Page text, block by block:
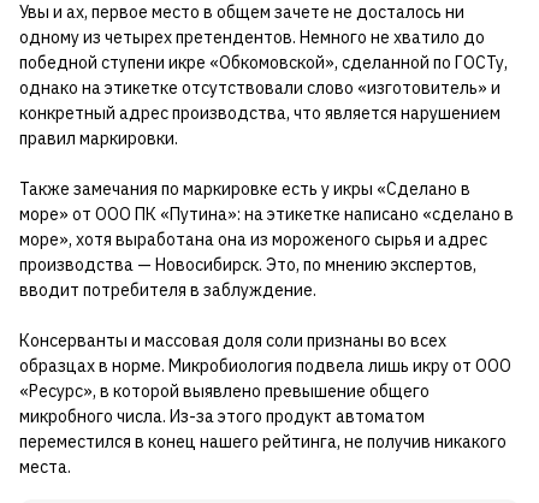
Увы и ах, первое место в общем зачете не досталось ни
одному из четырех претендентов. Немного не хватило до
победной ступени икре «Обкомовской», сделанной по ГОСТу,
однако на этикетке отсутствовали слово «изготовитель» и
конкретный адрес производства, что является нарушением
правил маркировки.
Также замечания по маркировке есть у икры «Сделано в
море» от ООО ПК «Путина»: на этикетке написано «сделано в
море», хотя выработана она из мороженого сырья и адрес
производства — Новосибирск. Это, по мнению экспертов,
вводит потребителя в заблуждение.
Консерванты и массовая доля соли признаны во всех
образцах в норме. Микробиология подвела лишь икру от ООО
«Ресурс», в которой выявлено превышение общего
микробного числа. Из-за этого продукт автоматом
переместился в конец нашего рейтинга, не получив никакого
места.